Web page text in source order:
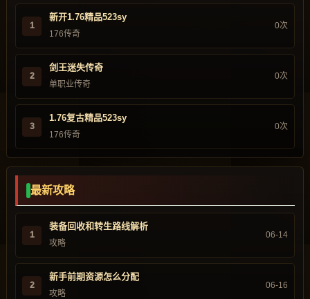
1
新开1.76精品523sy
176传奇
0次
2
剑王迷失传奇
单职业传奇
0次
3
1.76复古精品523sy
176传奇
0次
最新攻略
1
装备回收和转生路线解析
攻略
06-14
2
新手前期资源怎么分配
攻略
06-16